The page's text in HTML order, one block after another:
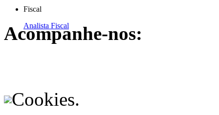
Fiscal
Analista Fiscal
Acompanhe-nos:
Cookies.